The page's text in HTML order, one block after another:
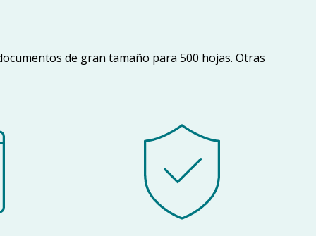
de gran tamaño para 500 hojas. Otras